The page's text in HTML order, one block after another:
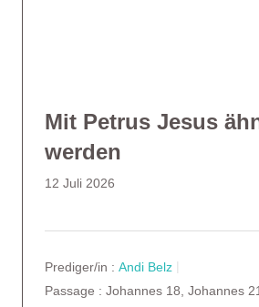
Mit Petrus Jesus
werden
12 Juli 2026
Prediger/in : Andi Belz
Passage : Johannes 18, Johannes 21